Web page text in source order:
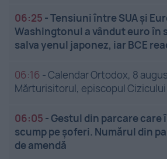
06:25 -Tensiuni între SUA și
Washingtonul a vândut euro în
salva yenul japonez, iar BCE
06:16 -Calendar Ortodox, 8
Mărturisitorul, episcopul Cizicului
06:05 -Gestul din parcare care
scump pe șoferi. Numărul din
de amendă